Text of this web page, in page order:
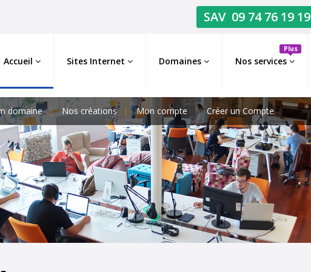
SAV 09 74 76 19 19
Accueil Sites Internet Domaines Nos services
Plus
domaine Nos créations Mon compte Créer un Compte